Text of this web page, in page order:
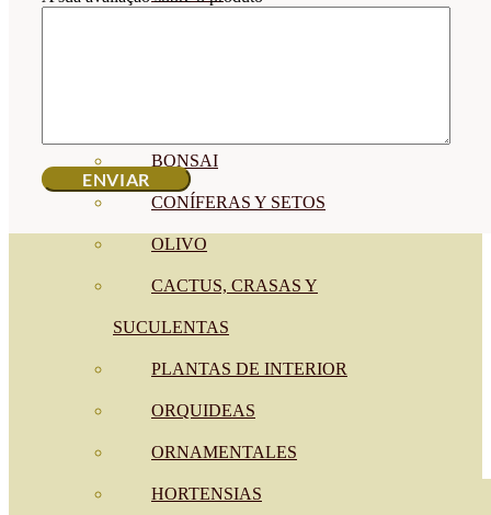
BONSAI
CONÍFERAS Y SETOS
OLIVO
CACTUS, CRASAS Y
SUCULENTAS
PLANTAS DE INTERIOR
ORQUIDEAS
ORNAMENTALES
HORTENSIAS